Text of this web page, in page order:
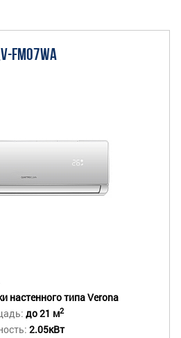
FM07WA
настенного типа Verona
до 21 м2
2.05кВт